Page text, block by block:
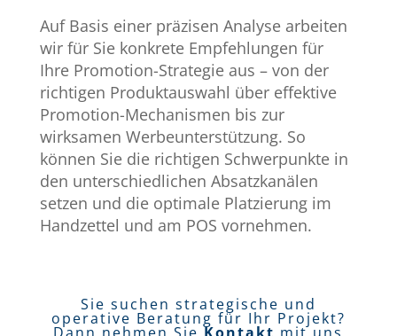
Auf Basis einer präzisen Analyse arbeiten
wir für Sie konkrete Empfehlungen für
Ihre Promotion-Strategie aus – von der
richtigen Produktauswahl über effektive
Promotion-Mechanismen bis zur
wirksamen Werbeunterstützung. So
können Sie die richtigen Schwerpunkte in
den unterschiedlichen Absatzkanälen
setzen und die optimale Platzierung im
Handzettel und am POS vornehmen.
Sie suchen strategische und
operative Beratung für Ihr Projekt?